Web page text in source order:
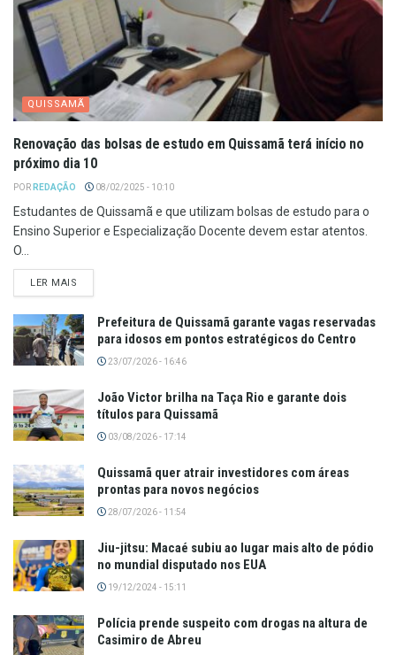
QUISSAMÃ
Renovação das bolsas de estudo em Quissamã terá início no
próximo dia 10
POR REDAÇÃO 08/02/2025 - 10:10
Estudantes de Quissamã e que utilizam bolsas de estudo para o
Ensino Superior e Especialização Docente devem estar atentos.
O...
LER MAIS
Prefeitura de Quissamã garante vagas reservadas
para idosos em pontos estratégicos do Centro
23/07/2026 - 16:46
João Victor brilha na Taça Rio e garante dois
títulos para Quissamã
03/08/2026 - 17:14
Quissamã quer atrair investidores com áreas
prontas para novos negócios
28/07/2026 - 11:54
Jiu-jitsu: Macaé subiu ao lugar mais alto de pódio
no mundial disputado nos EUA
19/12/2024 - 15:11
Polícia prende suspeito com drogas na altura de
Casimiro de Abreu